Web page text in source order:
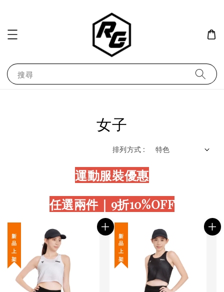
搜尋
女子
排列方式 :
運動服裝優惠
任選兩件｜9折10%OFF
新 品 上 架 新 品 上 架